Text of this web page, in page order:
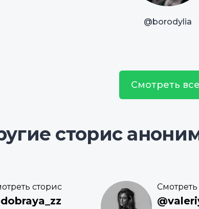
@borodylia
Смотреть
сторис
сторис